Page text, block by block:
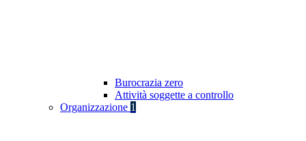
Burocrazia zero
Attività soggette a controllo
Organizzazione 1